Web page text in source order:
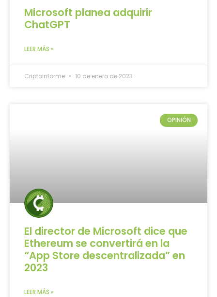
Microsoft planea adquirir
ChatGPT
LEER MÁS »
Criptoinforme 10 de enero de 2023
OPINIÓN
El director de Microsoft dice que
Ethereum se convertirá en la
“App Store descentralizada” en
2023
LEER MÁS »